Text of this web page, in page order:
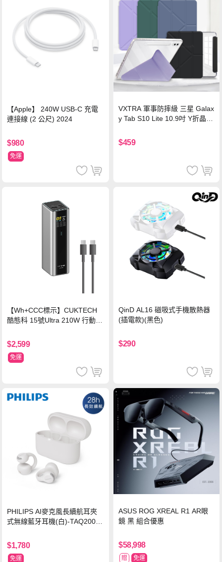
【Apple】 240W USB-C 充電
連接線 (2 公尺) 2024
$980
免運
VXTRA 軍事防摔級 三星 Galax
y Tab S10 Lite 10.9吋 Y折晶透
$459
【Wh+CCC標示】CUKTECH
酷態科 15號Ultra 210W 行動電
$2,599
免運
QinD AL16 磁吸式手機散熱器
(插電款)(黑色)
$290
PHILIPS AI麥克風長續航耳夾
式無線藍牙耳機(白)-TAQ2000
$1,780
免運
ASUS ROG XREAL R1 AR眼
鏡 黑 組合優惠
$58,998
贈 免運